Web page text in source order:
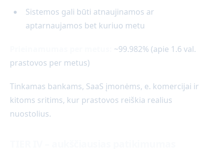
Sistemos gali būti atnaujinamos ar
aptarnaujamos bet kuriuo metu
~99.982% (apie 1.6 val.
prastovos per metus)
Tinkamas bankams, SaaS įmonėms, e. komercijai ir
kitoms sritims, kur prastovos reiškia realius
nuostolius.